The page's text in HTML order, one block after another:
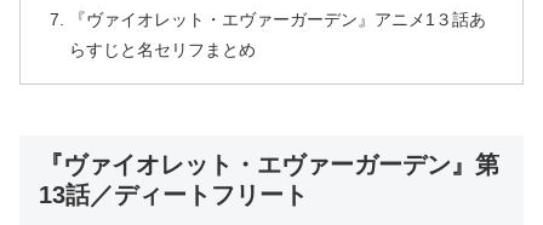
『ヴァイオレット・エヴァーガーデン』アニメ1３話あ
らすじと名セリフまとめ
『ヴァイオレット・エヴァーガーデン』第
13話／ディートフリート